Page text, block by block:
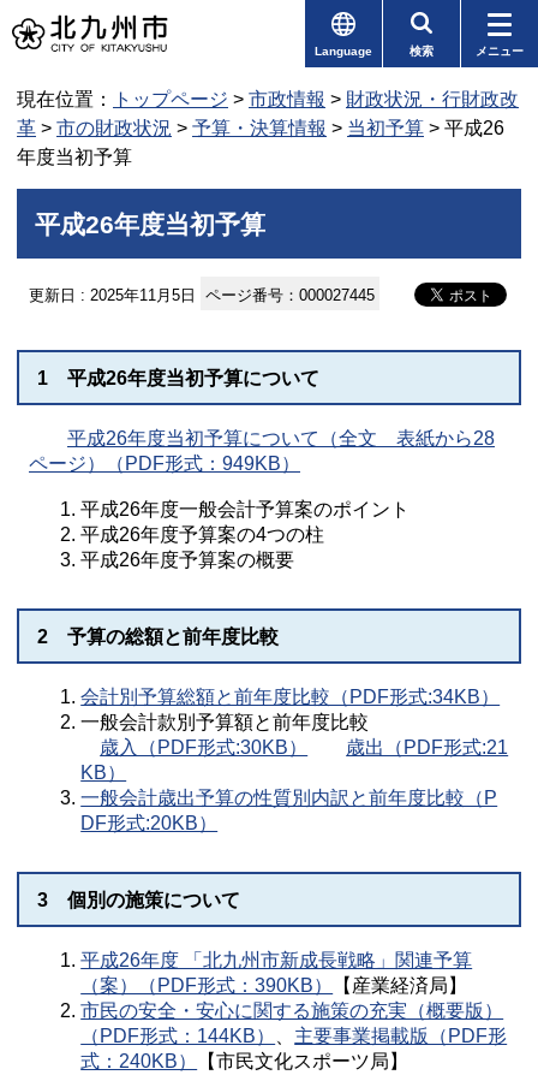
Language 検索 メニュー
現在位置： トップページ > 市政情報 > 財政状況・行財政改
革 > 市の財政状況 > 予算・決算情報 > 当初予算 > 平成26
年度当初予算
平成26年度当初予算
更新日 : 2025年11月5日 ページ番号：000027445
1 平成26年度当初予算について
平成26年度当初予算について（全文 表紙から28
ページ）（PDF形式：949KB）
平成26年度一般会計予算案のポイント
平成26年度予算案の4つの柱
平成26年度予算案の概要
2 予算の総額と前年度比較
会計別予算総額と前年度比較（PDF形式:34KB）
一般会計款別予算額と前年度比較
歳入（PDF形式:30KB）
歳出（PDF形式:21
KB）
一般会計歳出予算の性質別内訳と前年度比較（P
DF形式:20KB）
3 個別の施策について
平成26年度 「北九州市新成長戦略」関連予算
（案）（PDF形式：390KB）
【産業経済局】
市民の安全・安心に関する施策の充実（概要版）
（PDF形式：144KB）
主要事業掲載版（PDF形
式：240KB）
【市民文化スポーツ局】